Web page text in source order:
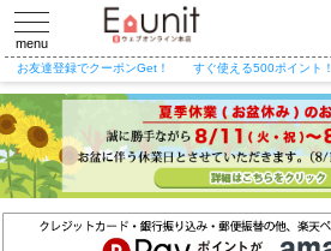
toggle
navigation
menu
お友達登録でクーポンGet！ すぐ使える500ポイント！